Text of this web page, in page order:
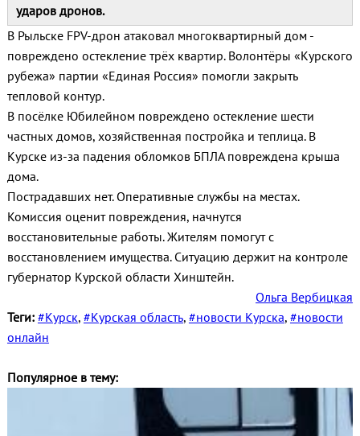
ударов дронов.
В Рыльске FPV‑дрон атаковал многоквартирный дом -
повреждено остекление трёх квартир. Волонтёры «Курского
рубежа» партии «Единая Россия» помогли закрыть
тепловой контур.
В посёлке Юбилейном повреждено остекление шести
частных домов, хозяйственная постройка и теплица. В
Курске из‑за падения обломков БПЛА повреждена крыша
дома.
Пострадавших нет. Оперативные службы на местах.
Комиссия оценит повреждения, начнутся
восстановительные работы. Жителям помогут с
восстановлением имущества. Ситуацию держит на контроле
губернатор Курской области Хинштейн.
Ольга Вербицкая
Теги: #Курск, #Курская область, #новости Курска, #новости
онлайн
Популярное в тему: